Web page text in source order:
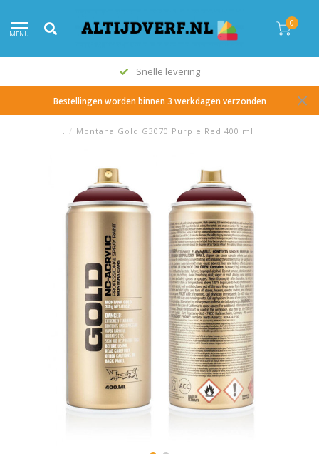
MENU
0
Snelle levering
Bestellingen worden binnen 3 werkdagen verzonden
. / Montana Gold G3070 Purple Red 400 ml